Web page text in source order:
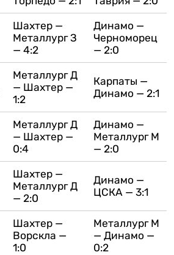
Шахтер —
Металлург З
— 4:2
Динамо —
Черноморец
— 2:0
Металлург Д
— Шахтер —
1:2
Карпаты —
Динамо — 2:1
Металлург Д
— Шахтер —
0:4
Динамо —
Металлург М
— 2:0
Шахтер —
Металлург Д
— 2:0
Динамо —
ЦСКА — 3:1
Шахтер —
Ворскла —
1:0
Металлург М
— Динамо —
0:2